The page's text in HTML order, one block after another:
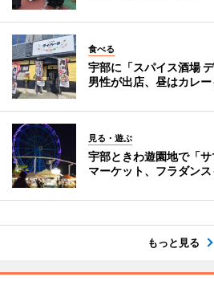
食べる
宇部に「スパイス酒場
男性が出店、昼はカレー
見る・遊ぶ
宇部ときわ遊園地で「
マーケット、フラダンス
もっと見る